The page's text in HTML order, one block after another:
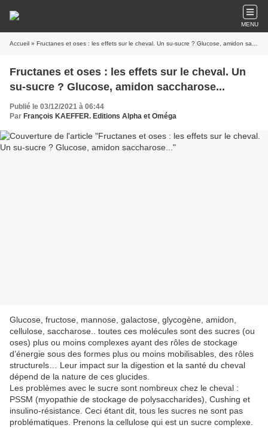
MENU
Accueil » Fructanes et oses : les effets sur le cheval. Un su-sucre ? Glucose, amidon saccharose...
Fructanes et oses : les effets sur le cheval. Un
su-sucre ? Glucose, amidon saccharose...
Publié le 03/12/2021 à 06:44
Par François KAEFFER. Editions Alpha et Oméga
Glucose, fructose, mannose, galactose, glycogène, amidon,
cellulose, saccharose.. toutes ces molécules sont des sucres (ou
oses) plus ou moins complexes ayant des rôles de stockage
d’énergie sous des formes plus ou moins mobilisables, des rôles
structurels… Leur impact sur la digestion et la santé du cheval
dépend de la nature de ces glucides.
Les problèmes avec le sucre sont nombreux chez le cheval :
PSSM (myopathie de stockage de polysaccharides), Cushing et
insulino-résistance. Ceci étant dit, tous les sucres ne sont pas
problématiques. Prenons la cellulose qui est un sucre complexe.